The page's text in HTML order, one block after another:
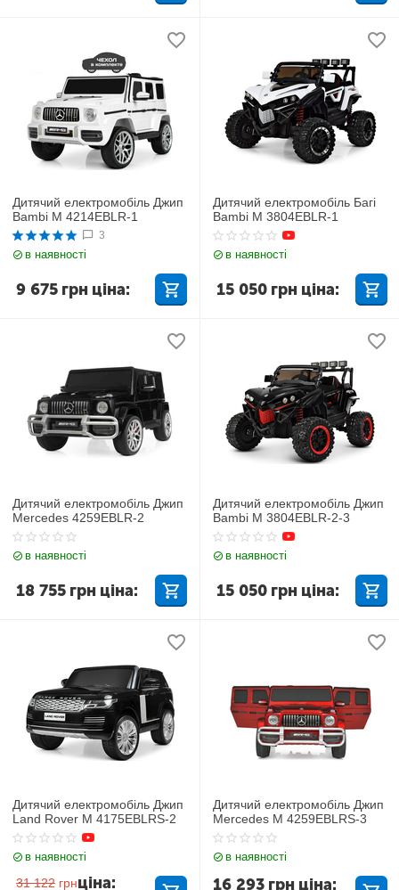
Дитячий електромобіль Джип
Bambi M 4214EBLR-1
3
в наявності
9 675 грн ціна:
Дитячий електромобіль Багі
Bambi M 3804EBLR-1
в наявності
15 050 грн ціна:
Дитячий електромобіль Джип
Mercedes 4259EBLR-2
в наявності
18 755 грн ціна:
Дитячий електромобіль Джип
Bambi M 3804EBLR-2-3
в наявності
15 050 грн ціна:
Дитячий електромобіль Джип
Land Rover M 4175EBLRS-2
в наявності
31 122 грнціна:
Дитячий електромобіль Джип
Mercedes M 4259EBLRS-3
в наявності
16 293 грн ціна: